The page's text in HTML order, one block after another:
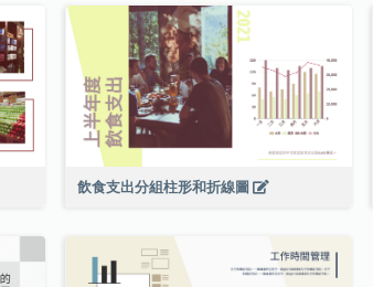
飲食支出分組柱形和折線圖